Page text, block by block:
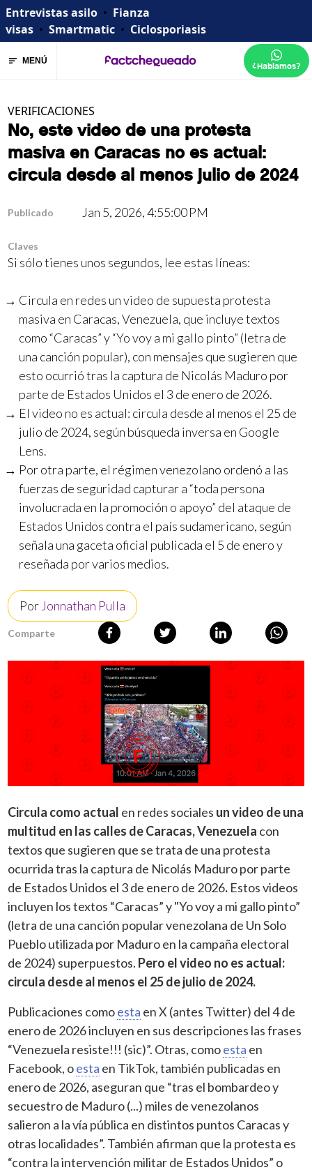
Entrevistas asilo • Fianza
visas • Smartmatic • Ciclosporiasis
MENÚ ¿Hablamos?
VERIFICACIONES
No, este video de una protesta
masiva en Caracas no es actual:
circula desde al menos julio de 2024
Publicado Jan 5, 2026, 4:55:00 PM
Claves
Si sólo tienes unos segundos, lee estas líneas:
Circula en redes un video de supuesta protesta
masiva en Caracas, Venezuela, que incluye textos
como “Caracas” y “Yo voy a mi gallo pinto” (letra de
una canción popular), con mensajes que sugieren que
esto ocurrió tras la captura de Nicolás Maduro por
parte de Estados Unidos el 3 de enero de 2026.
El video no es actual: circula desde al menos el 25 de
julio de 2024, según búsqueda inversa en Google
Lens.
Por otra parte, el régimen venezolano ordenó a las
fuerzas de seguridad capturar a “toda persona
involucrada en la promoción o apoyo” del ataque de
Estados Unidos contra el país sudamericano, según
señala una gaceta oficial publicada el 5 de enero y
reseñada por varios medios.
Por Jonnathan Pulla
Comparte
Circula como actual en redes sociales un video de una
multitud en las calles de Caracas, Venezuela con
textos que sugieren que se trata de una protesta
ocurrida tras la captura de Nicolás Maduro por parte
de Estados Unidos el 3 de enero de 2026. Estos videos
incluyen los textos “Caracas” y "Yo voy a mi gallo pinto”
(letra de una canción popular venezolana de Un Solo
Pueblo utilizada por Maduro en la campaña electoral
de 2024) superpuestos. Pero el video no es actual:
circula desde al menos el 25 de julio de 2024.
Publicaciones comoesta en X (antes Twitter) del 4 de
enero de 2026 incluyen en sus descripciones las frases
“Venezuela resiste!!! (sic)”. Otras, comoesta en
Facebook, oesta en TikTok, también publicadas en
enero de 2026, aseguran que “tras el bombardeo y
secuestro de Maduro (...) miles de venezolanos
salieron a la vía pública en distintos puntos Caracas y
otras localidades”. También afirman que la protesta es
“contra la intervención militar de Estados Unidos” o